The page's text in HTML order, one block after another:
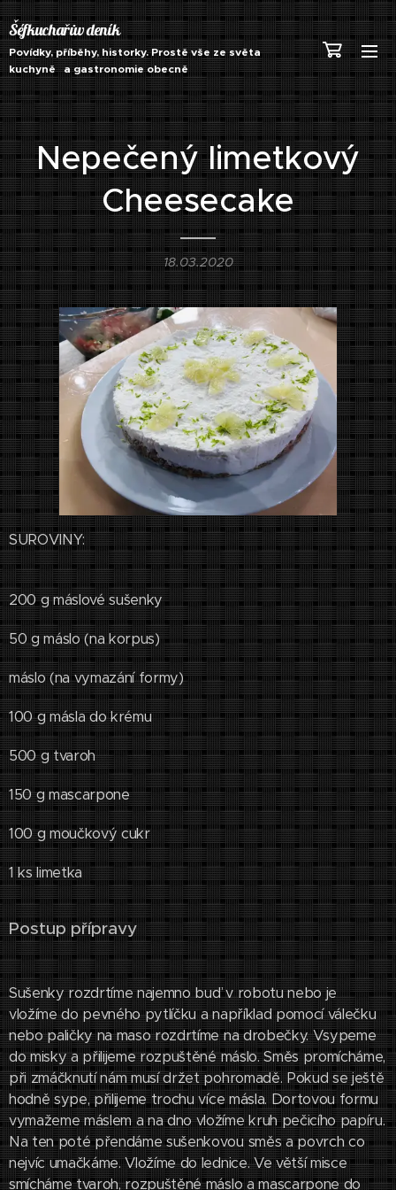
Šéfkuchařův deník
Povídky, příběhy, historky. Prostě vše ze světa
kuchyně a gastronomie obecně
Nepečený limetkový
Cheesecake
18.03.2020
SUROVINY:
200 g máslové sušenky
50 g máslo (na korpus)
máslo (na vymazání formy)
100 g másla do krému
500 g tvaroh
150 g mascarpone
100 g moučkový cukr
1 ks limetka
Postup přípravy
Sušenky rozdrtíme najemno buď v robotu nebo je
vložíme do pevného pytlíčku a například pomocí válečku
nebo paličky na maso rozdrtíme na drobečky. Vsypeme
do misky a přilijeme rozpuštěné máslo. Směs promícháme,
při zmáčknutí nám musí držet pohromadě. Pokud se ještě
hodně sype, přilijeme trochu více másla. Dortovou formu
vymažeme máslem a na dno vložíme kruh pečicího papíru.
Na ten poté přendáme sušenkovou směs a povrch co
nejvíc umačkáme. Vložíme do lednice. Ve větší misce
smícháme tvaroh, rozpuštěné máslo a mascarpone do